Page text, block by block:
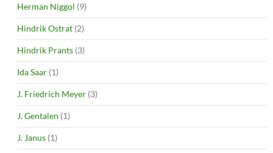
Herman Niggol (9)
Hindrik Ostrat (2)
Hindrik Prants (3)
Ida Saar (1)
J. Friedrich Meyer (3)
J. Gentalen (1)
J. Janus (1)